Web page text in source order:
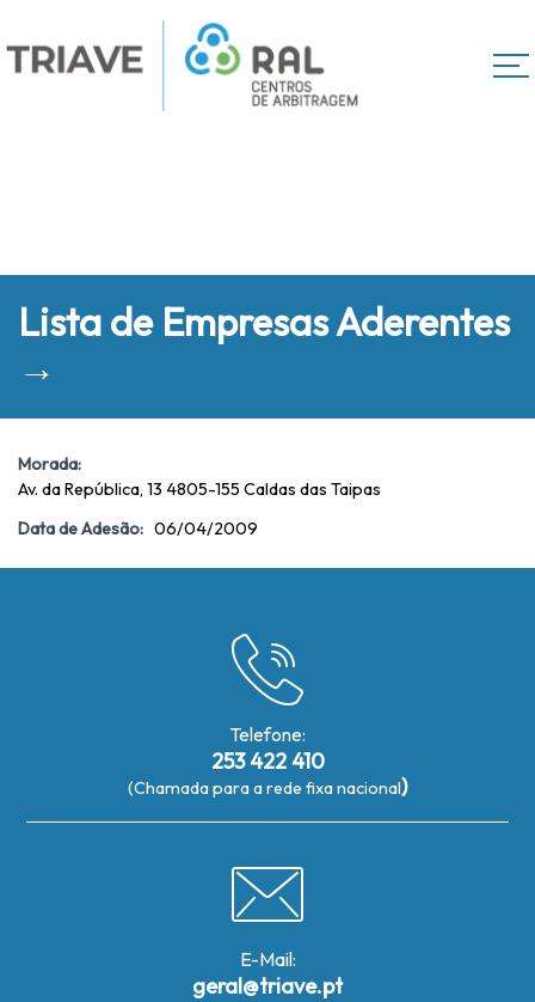
Lista de Empresas Aderentes
→
Morada:
Av. da República, 13 4805-155 Caldas das Taipas
Data de Adesão: 06/04/2009
Telefone:
253 422 410
(Chamada para a rede fixa nacional)
E-Mail:
geral@triave.pt